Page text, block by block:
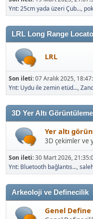
Ynt: 25cm yada üzeri Çub...,
LRL Long Range
LRL
Son ileti:07 Aralık 2025,
Ynt: Uydu ile zemin etüd...,
3D Yer Altı
Yer altı
3D çekimler ve
Son ileti:30 Mart 2026,
Ynt: Bluetooth bağlantıs...,
Arkeoloji ve Definecilik
Genel Define